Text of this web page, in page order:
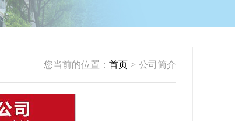
您当前的位置： 首页 > 公司简介